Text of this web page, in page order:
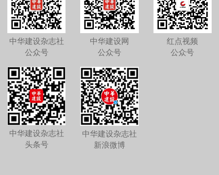
中华建设杂志社
公众号
中华建设网
公众号
红点视频
公众号
中华建设杂志社
头条号
中华建设杂志社
新浪微博